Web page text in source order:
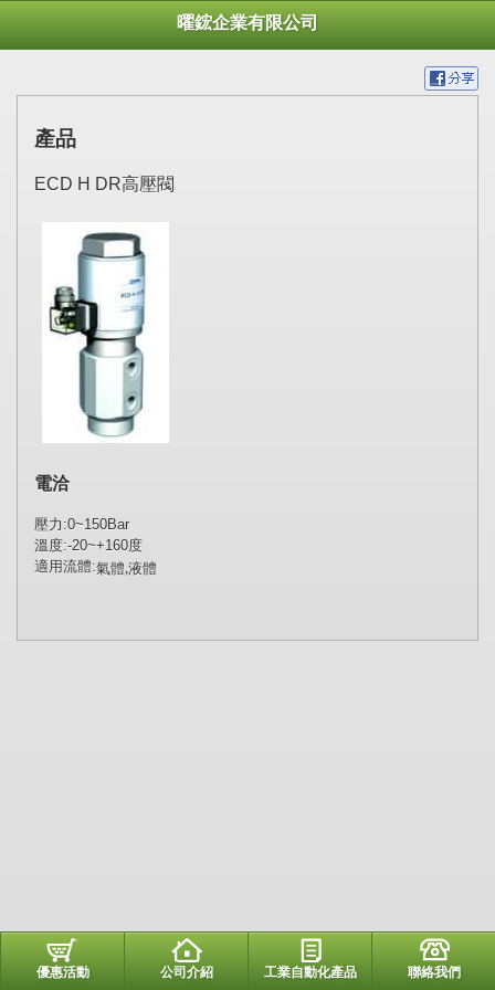
曜鋐企業有限公司
產品
ECD H DR高壓閥
電洽
壓力:0~150Bar
溫度:-20~+160度
適用流體:氣體,液體
優惠活動 公司介紹 工業自動化產品 聯絡我們